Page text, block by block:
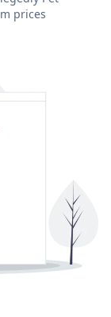
prices